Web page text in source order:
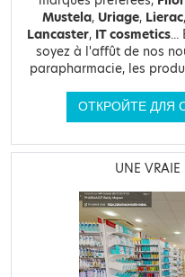
Mustela, Uriage, Lierac,
Lancaster, IT cosmetics
soyez à l'affût de nos
parapharmacie, les
ОТКРОЙТЕ ДЛЯ
UNE VRAIE